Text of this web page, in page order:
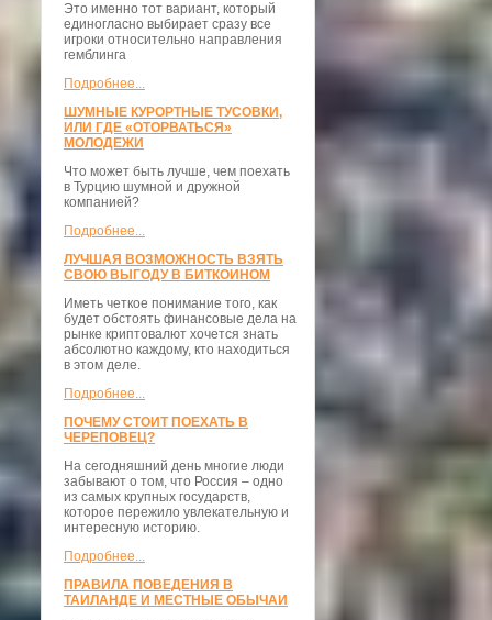
Это именно тот вариант, который
единогласно выбирает сразу все
игроки относительно направления
гемблинга
Подробнее...
ШУМНЫЕ КУРОРТНЫЕ ТУСОВКИ,
ИЛИ ГДЕ «ОТОРВАТЬСЯ»
МОЛОДЕЖИ
Что может быть лучше, чем поехать
в Турцию шумной и дружной
компанией?
Подробнее...
ЛУЧШАЯ ВОЗМОЖНОСТЬ ВЗЯТЬ
СВОЮ ВЫГОДУ В БИТКОИНОМ
Иметь четкое понимание того, как
будет обстоять финансовые дела на
рынке криптовалют хочется знать
абсолютно каждому, кто находиться
в этом деле.
Подробнее...
ПОЧЕМУ СТОИТ ПОЕХАТЬ В
ЧЕРЕПОВЕЦ?
На сегодняшний день многие люди
забывают о том, что Россия – одно
из самых крупных государств,
которое пережило увлекательную и
интересную историю.
Подробнее...
ПРАВИЛА ПОВЕДЕНИЯ В
ТАИЛАНДЕ И МЕСТНЫЕ ОБЫЧАИ